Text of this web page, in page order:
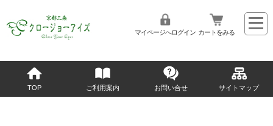
マイページへログイン カートをみる
TOP ご利用案内 お問い合せ サイトマップ